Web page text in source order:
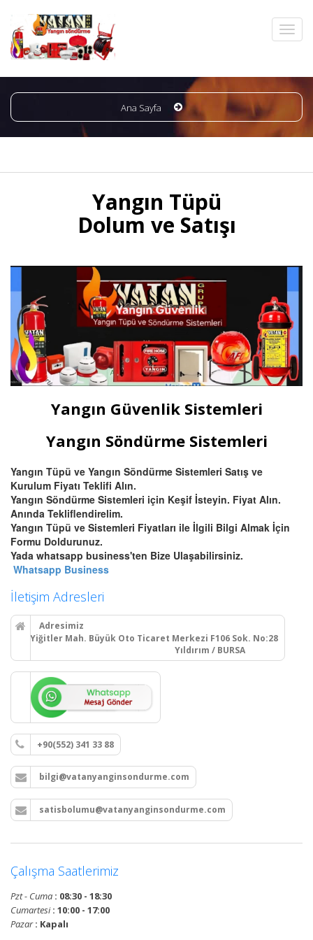
Ana Sayfa
Yangın Tüpü
Dolum ve Satışı
Yangın Güvenlik Sistemleri
Yangın Söndürme Sistemleri
Yangın Tüpü ve Yangın Söndürme Sistemleri Satış ve
Kurulum Fiyatı Teklifi Alın.
Yangın Söndürme Sistemleri için Keşif İsteyin. Fiyat Alın.
Anında Tekliflendirelim.
Yangın Tüpü ve Sistemleri Fiyatları ile İlgili Bilgi Almak İçin
Formu Doldurunuz.
Yada whatsapp business'ten Bize Ulaşabilirsiniz.
Whatsapp Business
İletişim Adresleri
Adresimiz
Yiğitler Mah. Büyük Oto Ticaret Merkezi F106 Sok. No:28
Yıldırım / BURSA
+90(552) 341 33 88
bilgi@vatanyanginsondurme.com
satisbolumu@vatanyanginsondurme.com
Çalışma Saatlerimiz
Pzt - Cuma : 08:30 - 18:30
Cumartesi: 10:00 - 17:00
Pazar: Kapalı